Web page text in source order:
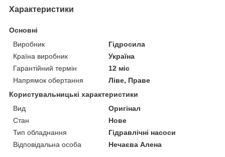
Характеристики
Основні
Виробник
Гідросила
Країна виробник
Україна
Гарантійний термін
12 міс
Напрямок обертання
Ліве, Праве
Користувальницькі характеристики
Вид
Оригінал
Стан
Нове
Тип обладнання
Гідравлічні насоси
Відповідальна особа
Нечаєва Алена